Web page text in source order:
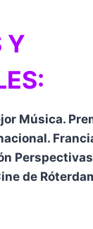
Y
Música.
de